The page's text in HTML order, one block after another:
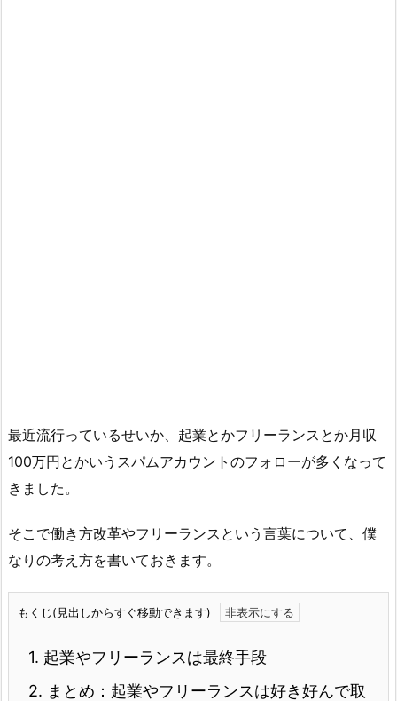
最近流行っているせいか、起業とかフリーランスとか月収
100万円とかいうスパムアカウントのフォローが多くなって
きました。
そこで働き方改革やフリーランスという言葉について、僕
なりの考え方を書いておきます。
もくじ(見出しからすぐ移動できます)
1. 起業やフリーランスは最終手段
2. まとめ：起業やフリーランスは好き好んで取